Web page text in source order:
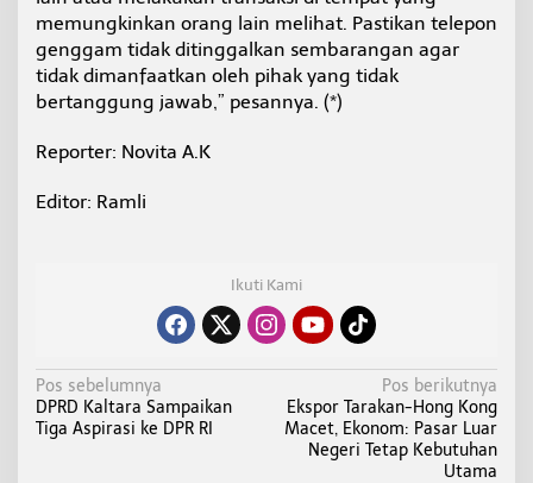
memungkinkan orang lain melihat. Pastikan telepon
genggam tidak ditinggalkan sembarangan agar
tidak dimanfaatkan oleh pihak yang tidak
bertanggung jawab,” pesannya. (*)
Reporter: Novita A.K
Editor: Ramli
Ikuti Kami
N
a
v
Pos sebelumnya
DPRD Kaltara Sampaikan
Tiga Aspirasi ke DPR RI
Pos berikutnya
Ekspor Tarakan-Hong Kong
Macet, Ekonom: Pasar Luar
Negeri Tetap Kebutuhan
Utama